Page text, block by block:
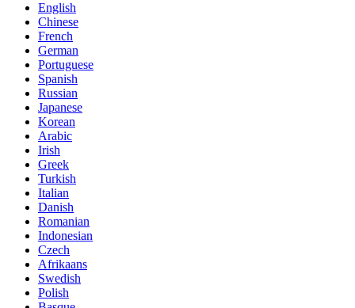
English
Chinese
French
German
Portuguese
Spanish
Russian
Japanese
Korean
Arabic
Irish
Greek
Turkish
Italian
Danish
Romanian
Indonesian
Czech
Afrikaans
Swedish
Polish